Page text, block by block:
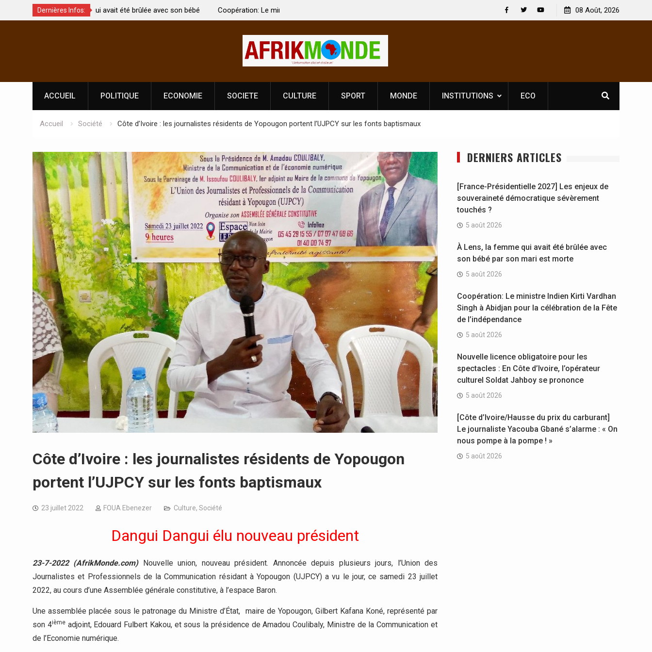
Dernières Infos:
brûlée avec son bébé
Coopération: Le ministre Indien Kirti Vardhan Singh à
Abidjan pour la célébration de la Fête de
Côte d’Ivoire, l’opérateur culturel Soldat Jahboy se
prononce
[France-Présidentielle 2027] Les enjeux de
souveraineté démocratique sévèrement touchés ?
08 Août, 2026
ACCUEIL POLITIQUE ECONOMIE SOCIETE CULTURE SPORT MONDE INSTITUTIONS ECO
Accueil Société Côte d’Ivoire : les journalistes résidents de Yopougon portent l’UJPCY sur les fonts baptismaux
Côte d’Ivoire : les journalistes résidents de Yopougon
portent l’UJPCY sur les fonts baptismaux
23 juillet 2022 FOUA Ebenezer Culture, Société
Dangui Dangui élu nouveau président
23-7-2022 (AfrikMonde.com)Nouvelle union, nouveau président. Annoncée depuis plusieurs jours, l’Union des
Journalistes et Professionnels de la Communication résidant à Yopougon (UJPCY) a vu le jour, ce samedi 23 juillet
2022, au cours d’une Assemblée générale constitutive, à l’espace Baron.
Une assemblée placée sous le patronage du Ministre d’État, maire de Yopougon, Gilbert Kafana Koné, représenté par
son 4ièmeadjoint, Edouard Fulbert Kakou, et sous la présidence de Amadou Coulibaly, Ministre de la Communication et
de l’Economie numérique.
DERNIERS ARTICLES
[France-Présidentielle 2027] Les enjeux de
souveraineté démocratique sévèrement
touchés ?
5 août 2026
À Lens, la femme qui avait été brûlée avec
son bébé par son mari est morte
5 août 2026
Coopération: Le ministre Indien Kirti Vardhan
Singh à Abidjan pour la célébration de la Fête
de l’indépendance
5 août 2026
Nouvelle licence obligatoire pour les
spectacles : En Côte d’Ivoire, l’opérateur
culturel Soldat Jahboy se prononce
5 août 2026
[Côte d’Ivoire/Hausse du prix du carburant]
Le journaliste Yacouba Gbané s’alarme : « On
nous pompe à la pompe ! »
5 août 2026